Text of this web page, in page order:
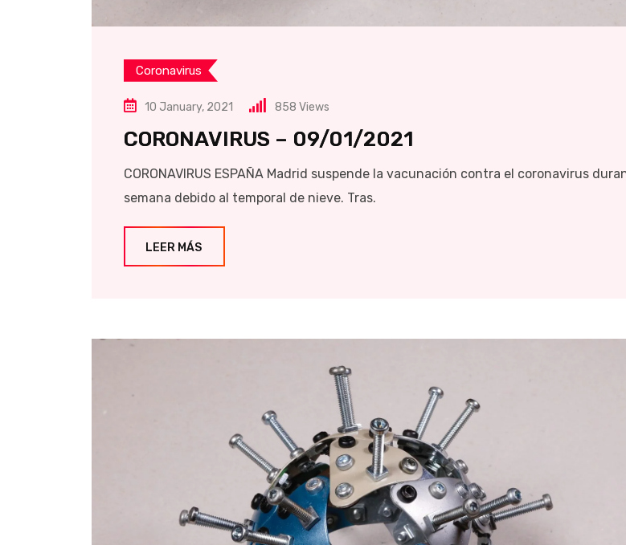
Coronavirus
10 January, 2021 858 Views
CORONAVIRUS – 09/01/2021
CORONAVIRUS ESPAÑA Madrid suspende la vacunación contra el coronavirus
semana debido al temporal de nieve. Tras.
LEER MÁS